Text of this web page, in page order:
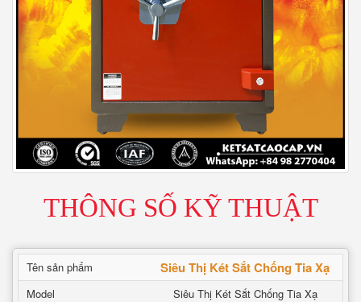
THÔNG SỐ KỸ THUẬT
Tên sản phẩm Siêu Thị Két Sắt Chống Tia Xạ
Model
Siêu Thị Két Sắt Chống Tia Xạ